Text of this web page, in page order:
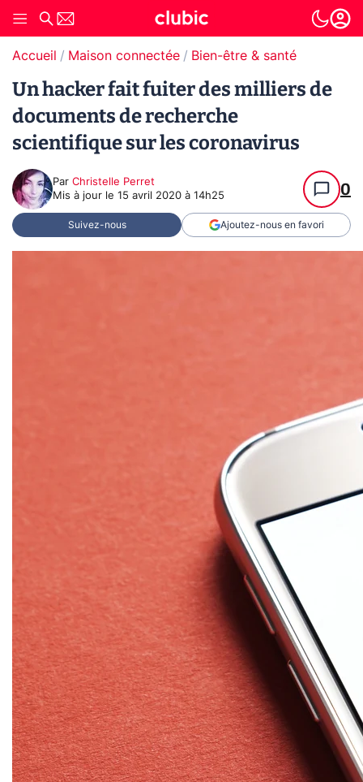
Accueil Maison connectée Bien-être & santé
Un hacker fait fuiter des milliers de
documents de recherche
scientifique sur les coronavirus
Par Christelle Perret
Mis à jour le 15 avril 2020 à 14h25 0
Suivez-nous Ajoutez-nous en favori